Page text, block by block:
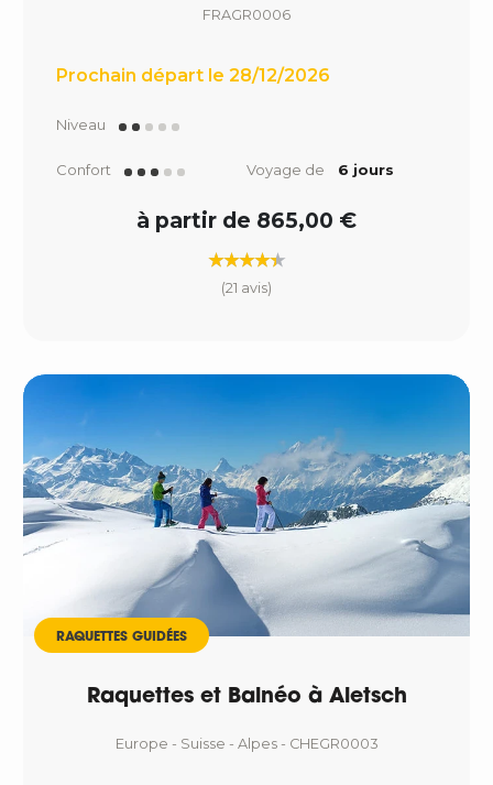
FRAGR0006
Prochain départ le 28/12/2026
Niveau
Confort Voyage de 6 jours
à partir de 865,00 €
(21 avis)
RAQUETTES GUIDÉES
Raquettes et Balnéo à Aletsch
Europe - Suisse - Alpes - CHEGR0003